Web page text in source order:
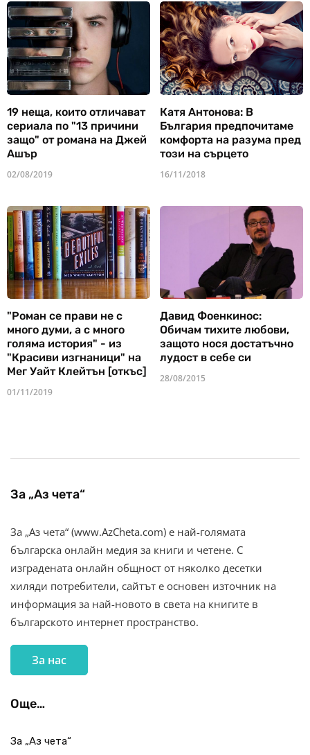
19 неща, които отличават
сериала по "13 причини
защо" от романа на Джей
Ашър
02/08/2019
Катя Антонова: В
България предпочитаме
комфорта на разума пред
този на сърцето
16/11/2018
"Роман се прави не с
много думи, а с много
голяма история" - из
"Красиви изгнаници" на
Мег Уайт Клейтън [откъс]
01/11/2019
Давид Фоенкинос:
Обичам тихите любови,
защото нося достатъчно
лудост в себе си
28/08/2015
За „Аз чета“
За „Аз чета“ (www.AzCheta.com) е най-голямата
българска онлайн медия за книги и четене. С
изградената онлайн общност от няколко десетки
хиляди потребители, сайтът е основен източник на
информация за най-новото в света на книгите в
българското интернет пространство.
За нас
Още…
За „Аз чета“